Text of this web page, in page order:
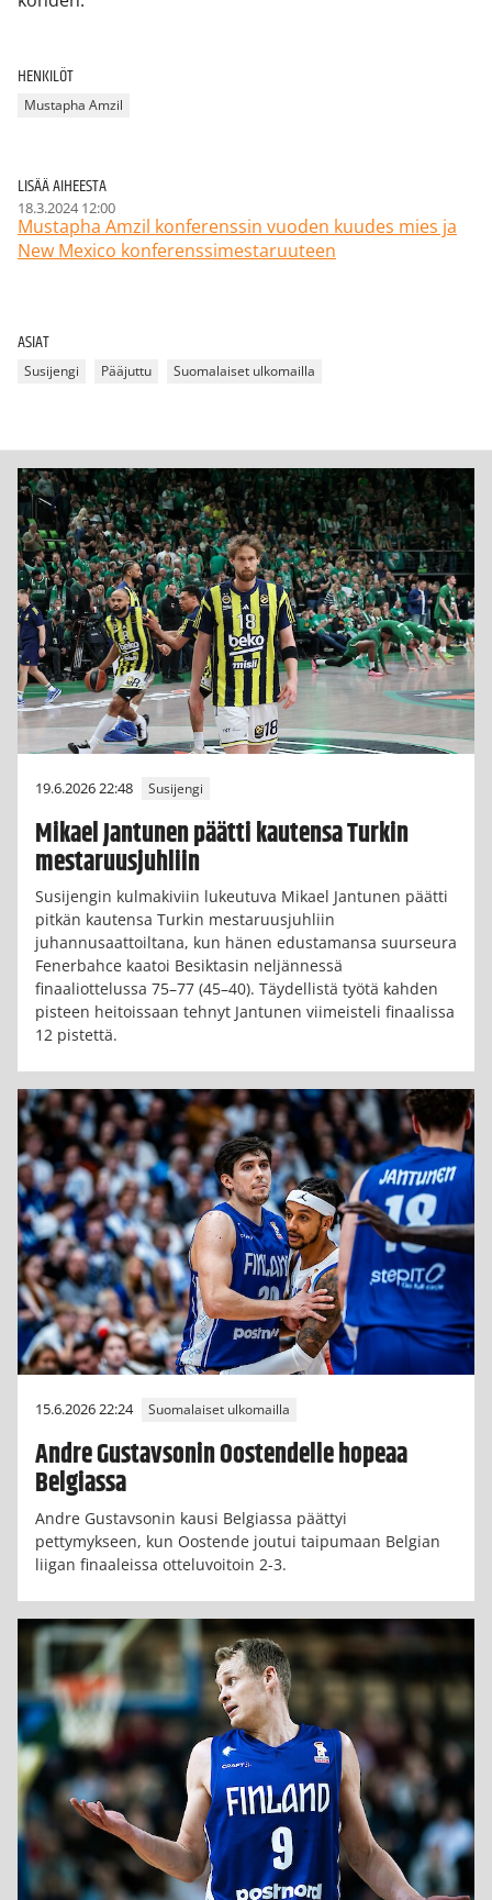
HENKILÖT
Mustapha Amzil
LISÄÄ AIHEESTA
18.3.2024 12:00
Mustapha Amzil konferenssin vuoden kuudes mies ja
New Mexico konferenssimestaruuteen
ASIAT
Susijengi Pääjuttu Suomalaiset ulkomailla
19.6.2026 22:48 Susijengi
Mikael Jantunen päätti kautensa Turkin
mestaruusjuhliin
Susijengin kulmakiviin lukeutuva Mikael Jantunen päätti
pitkän kautensa Turkin mestaruusjuhliin
juhannusaattoiltana, kun hänen edustamansa suurseura
Fenerbahce kaatoi Besiktasin neljännessä
finaaliottelussa 75–77 (45–40). Täydellistä työtä kahden
pisteen heitoissaan tehnyt Jantunen viimeisteli finaalissa
12 pistettä.
15.6.2026 22:24 Suomalaiset ulkomailla
Andre Gustavsonin Oostendelle hopeaa
Belgiassa
Andre Gustavsonin kausi Belgiassa päättyi
pettymykseen, kun Oostende joutui taipumaan Belgian
liigan finaaleissa otteluvoitoin 2-3.